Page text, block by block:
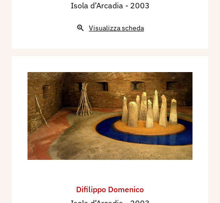
Isola d’Arcadia - 2003
Visualizza scheda
Difilippo Domenico